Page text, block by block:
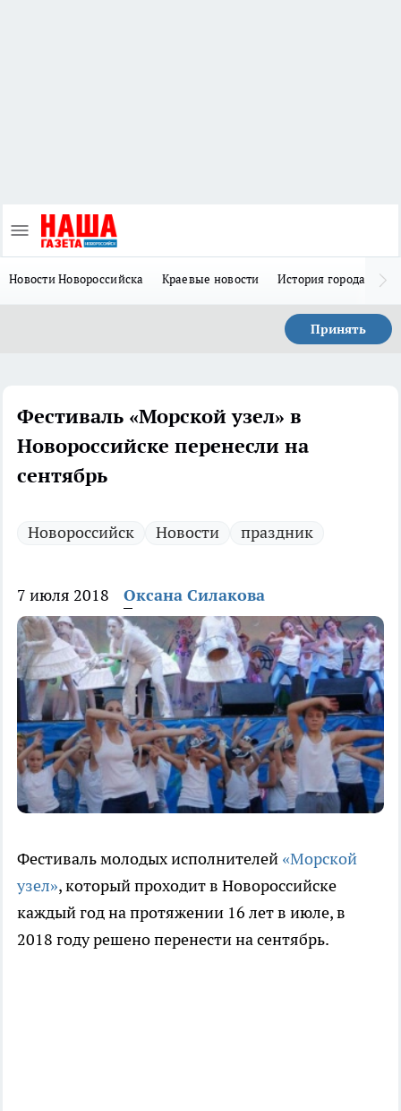
Новости Новороссийска Краевые новости История города Н
Принять
Фестиваль «Морской узел» в
Новороссийске перенесли на
сентябрь
Новороссийск Новости праздник
7 июля 2018 Оксана Силакова
Фестиваль молодых исполнителей «Морской
узел», который проходит в Новороссийске
каждый год на протяжении 16 лет в июле, в
2018 году решено перенести на сентябрь.